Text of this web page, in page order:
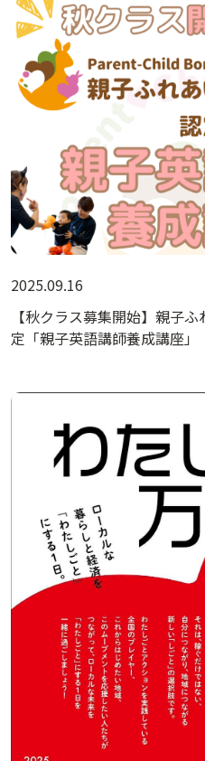
2025.09.16
【秋クラス募集開始】親子
定「親子英語講師養成講座」